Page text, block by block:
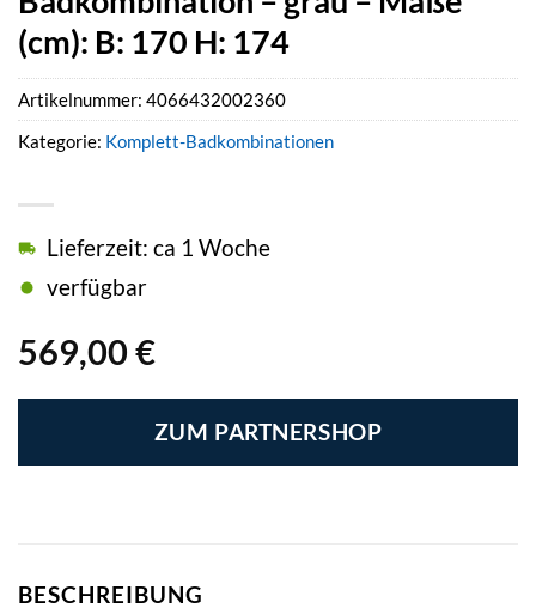
(cm): B: 170 H: 174
569,00 €
Lieferzeit: ca 1 Woche
verfügbar
ZUM PARTNERSHOP
Artikelnummer: 4066432002360
Kategorie: Komplett-Badkombinationen
BESCHREIBUNG